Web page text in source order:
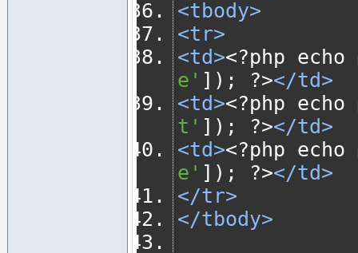
<tbody>
<tr>
<td><?php echo
e' ]); ?></td>
<td><?php echo
t' ]); ?></td>
<td><?php echo
e' ]); ?></td>
</tr>
</tbody>